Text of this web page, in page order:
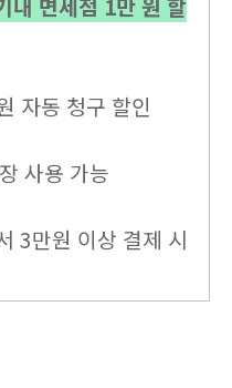
내 면세점 1만 원 할
자동 청구 할인
사용 가능
3만원 이상 결제 시